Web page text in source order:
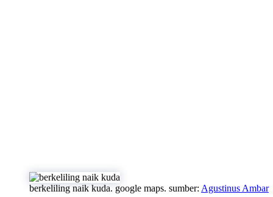
berkeliling naik kuda. google maps. sumber: Agustinus Ambar